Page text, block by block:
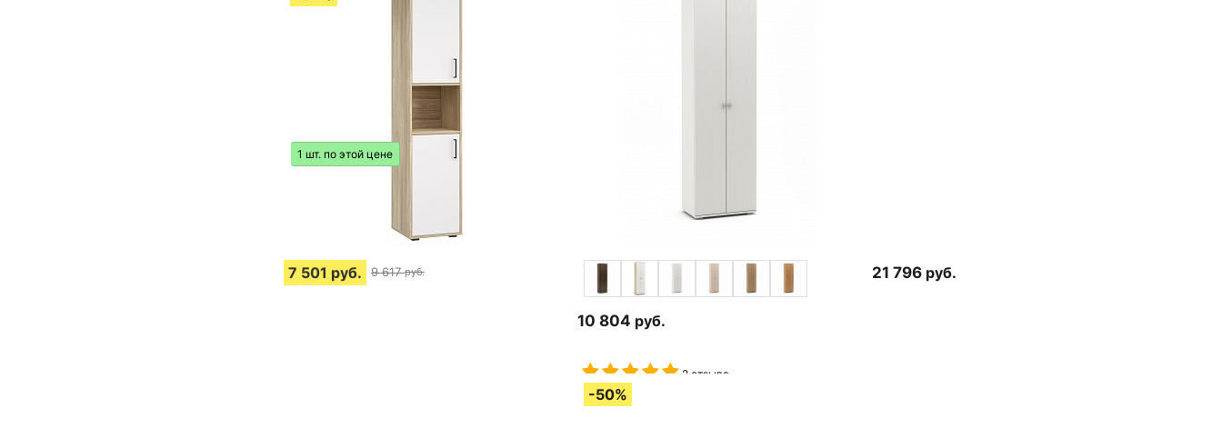
1 шт. по этой цене
7 501 руб. 9 617 руб.
10 804 руб.
2 отзыва
21 796 руб.